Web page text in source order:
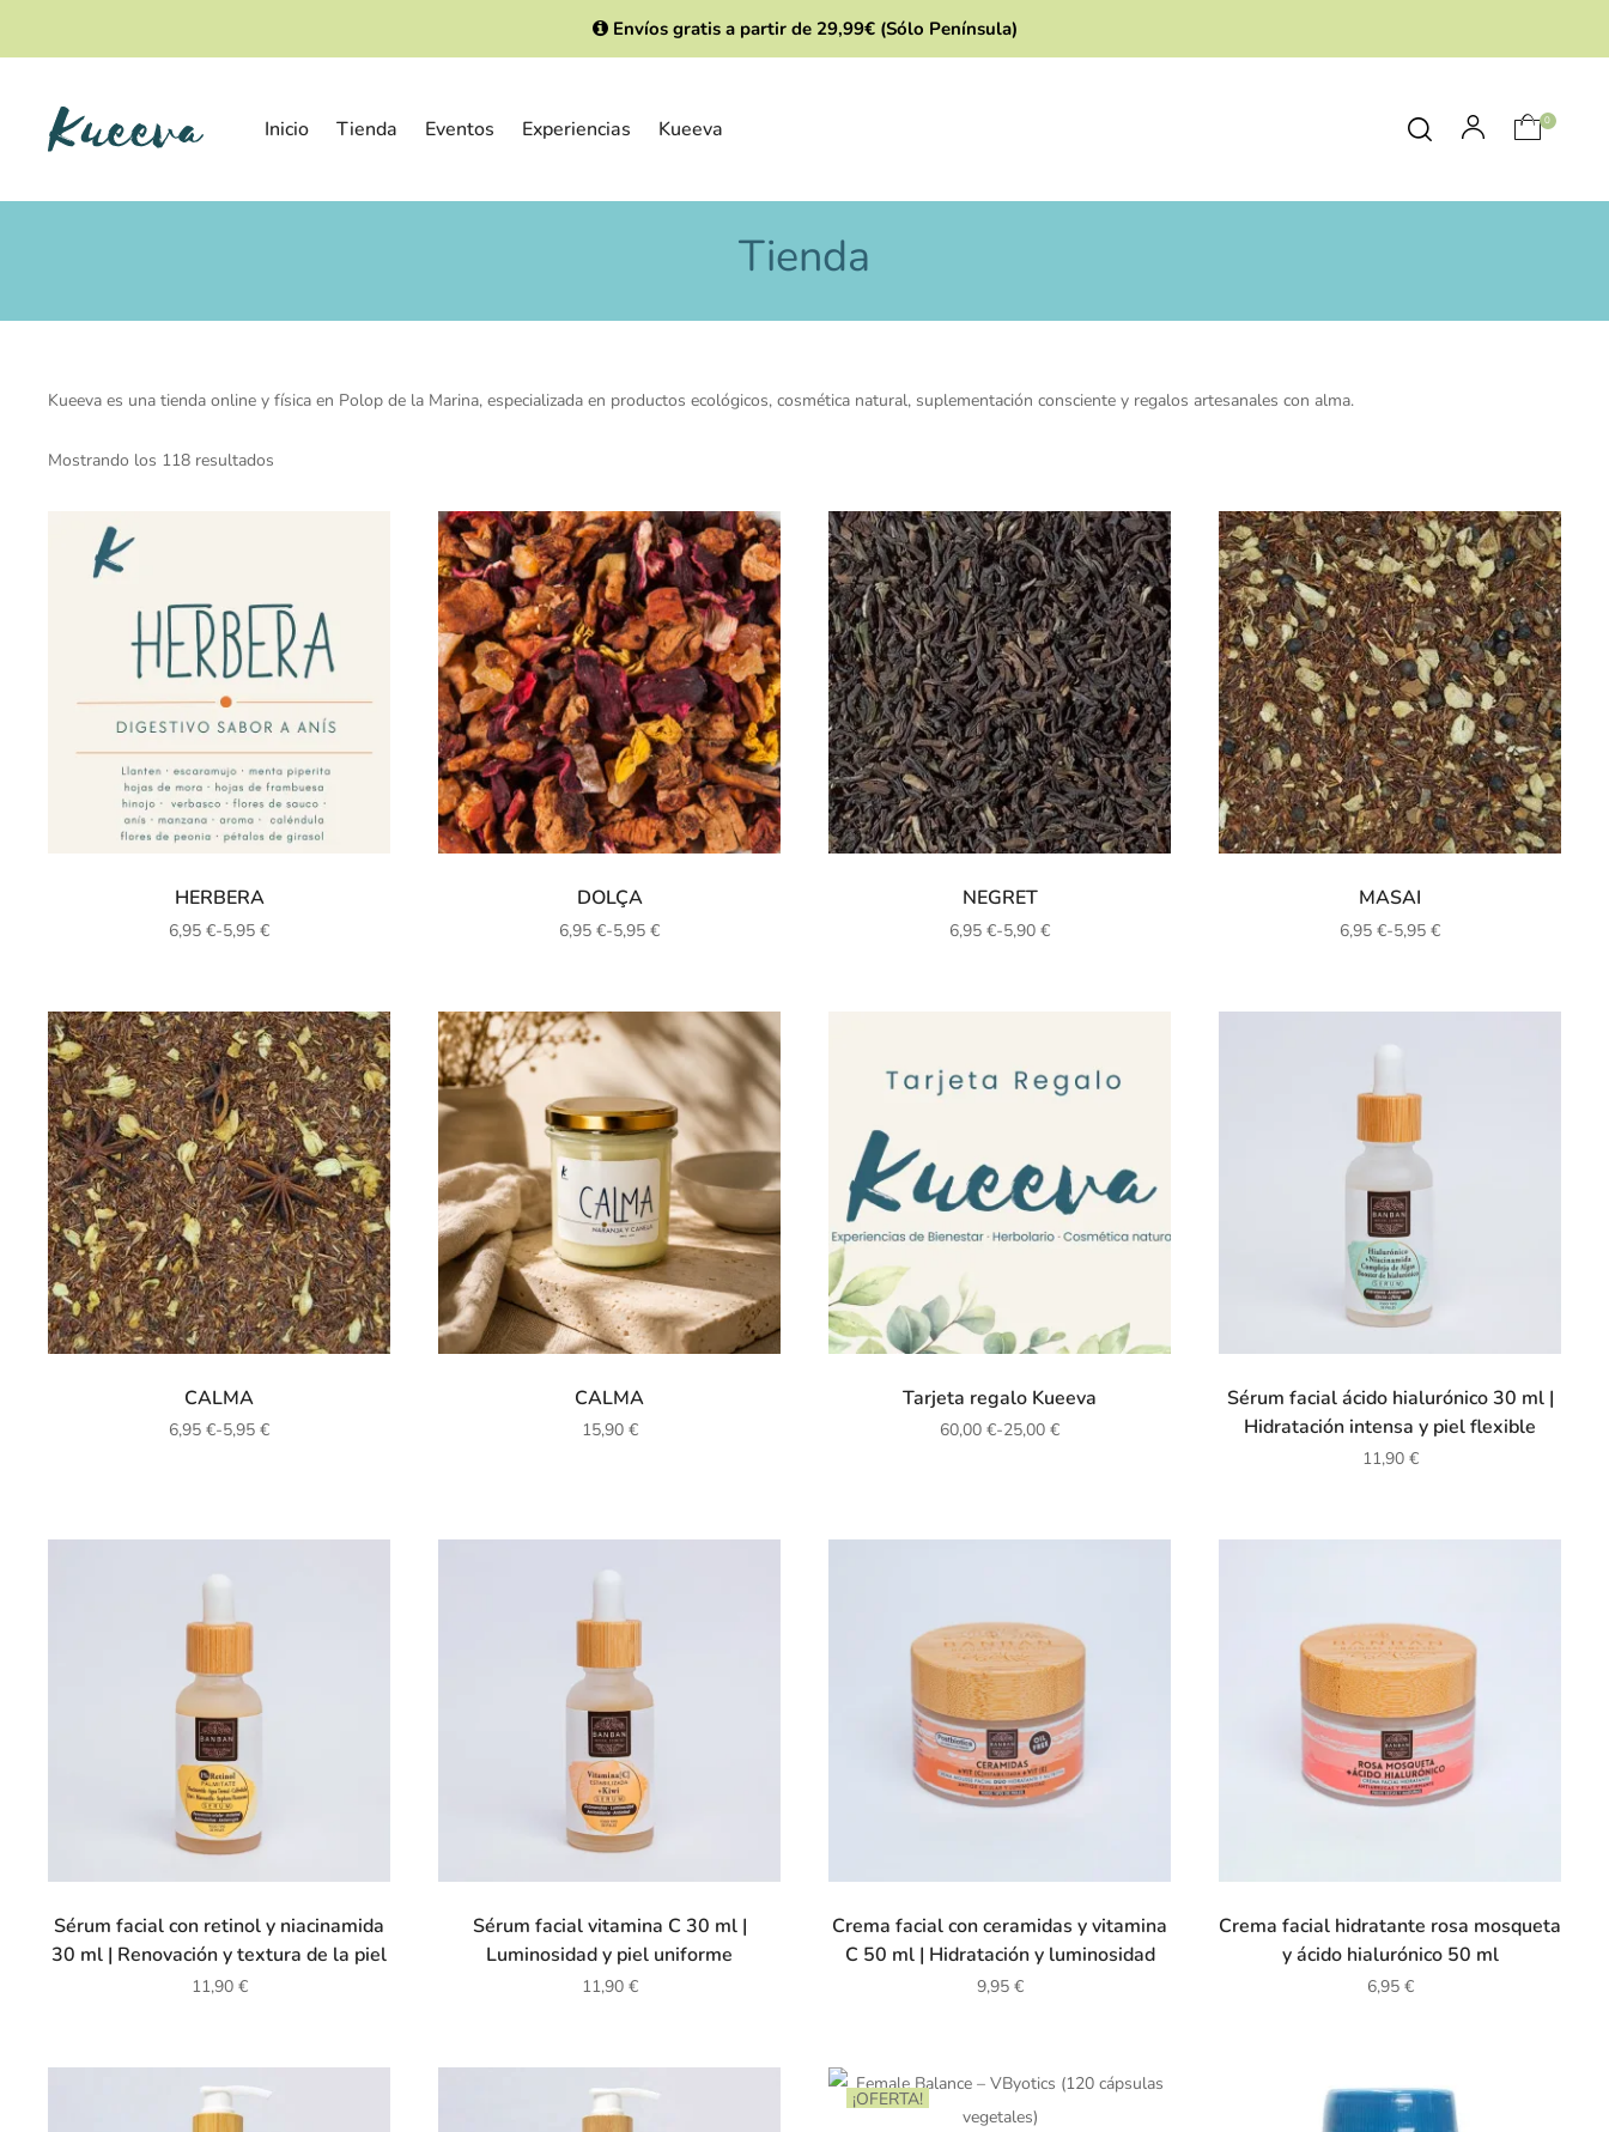
Envíos gratis a partir de 29,99€ (Sólo Península)
Inicio Tienda Eventos Experiencias Kueeva 0
Tienda
Kueeva es una tienda online y física en Polop de la Marina, especializada en productos ecológicos, cosmética natural, suplementación consciente y regalos artesanales con alma.
Mostrando los 118 resultados
HERBERA
5,95 €
-
6,95 €
DOLÇA
5,95 €
-
6,95 €
NEGRET
5,90 €
-
6,95 €
MASAI
5,95 €
-
6,95 €
CALMA
5,95 €
-
6,95 €
CALMA
15,90 €
Tarjeta regalo Kueeva
25,00 €
-
60,00 €
Sérum facial ácido hialurónico 30 ml |
Hidratación intensa y piel flexible
11,90 €
Sérum facial con retinol y niacinamida
30 ml | Renovación y textura de la piel
11,90 €
Sérum facial vitamina C 30 ml |
Luminosidad y piel uniforme
11,90 €
Crema facial con ceramidas y vitamina
C 50 ml | Hidratación y luminosidad
9,95 €
Crema facial hidratante rosa mosqueta
y ácido hialurónico 50 ml
6,95 €
¡OFERTA!